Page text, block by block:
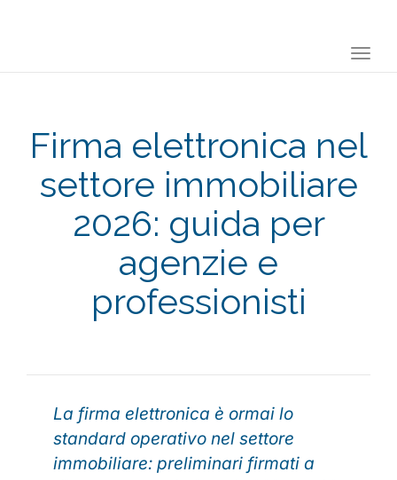
Firma elettronica nel
settore immobiliare
2026: guida per
agenzie e
professionisti
La firma elettronica è ormai lo
standard operativo nel settore
immobiliare: preliminari firmati a